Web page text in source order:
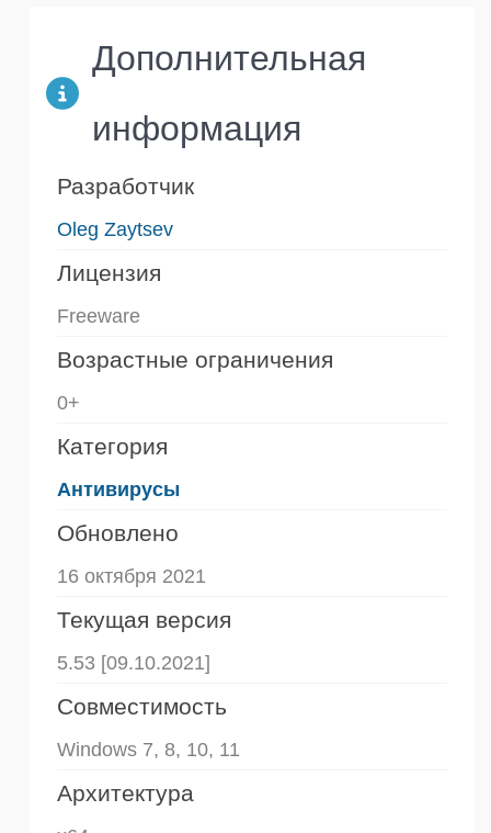
Дополнительная
информация
Разработчик
Oleg Zaytsev
Лицензия
Freeware
Возрастные ограничения
0+
Категория
Антивирусы
Обновлено
16 октября 2021
Текущая версия
5.53 [09.10.2021]
Совместимость
Windows 7, 8, 10, 11
Архитектура